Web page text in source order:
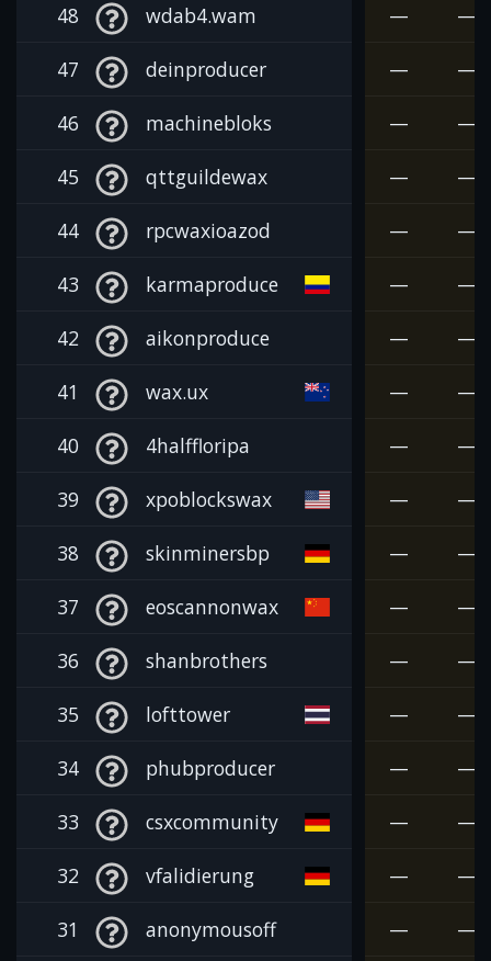
48 wdab4.wam — —
47 deinproducer — —
46 machinebloks — —
45 qttguildewax — —
44 rpcwaxioazod — —
43 karmaproduce — —
42 aikonproduce — —
41 wax.ux — —
40 4halffloripa — —
39 xpoblockswax — —
38 skinminersbp — —
37 eoscannonwax — —
36 shanbrothers — —
35 lofttower — —
34 phubproducer — —
33 csxcommunity — —
32 vfalidierung — —
31 anonymousoff — —